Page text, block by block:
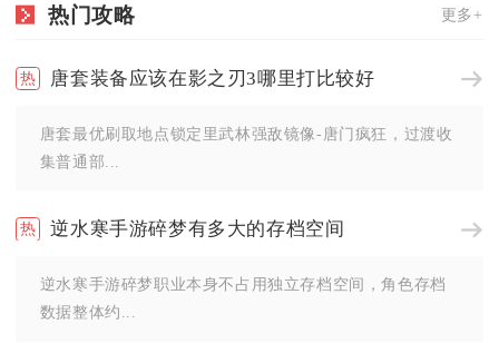
热门攻略 更多+
唐套装备应该在影之刃3哪里打比较好
唐套最优刷取地点锁定里武林强敌镜像-唐门疯狂，过渡收
集普通部...
逆水寒手游碎梦有多大的存档空间
逆水寒手游碎梦职业本身不占用独立存档空间，角色存档
数据整体约...